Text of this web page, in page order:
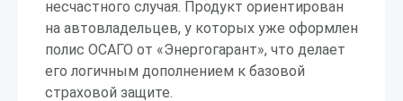
несчастного случая. Продукт ориентирован
на автовладельцев, у которых уже оформлен
полис ОСАГО от «Энергогарант», что делает
его логичным дополнением к базовой
страховой защите.